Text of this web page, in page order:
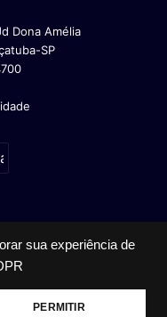
sua experiência de
PERMITIR
Dona Amélia
SP
reservados |